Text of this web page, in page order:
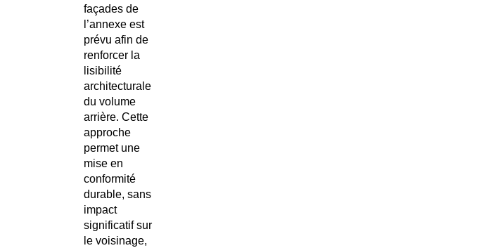
façades de
l’annexe est
prévu afin de
renforcer la
lisibilité
architecturale
du volume
arrière. Cette
approche
permet une
mise en
conformité
durable, sans
impact
significatif sur
le voisinage,